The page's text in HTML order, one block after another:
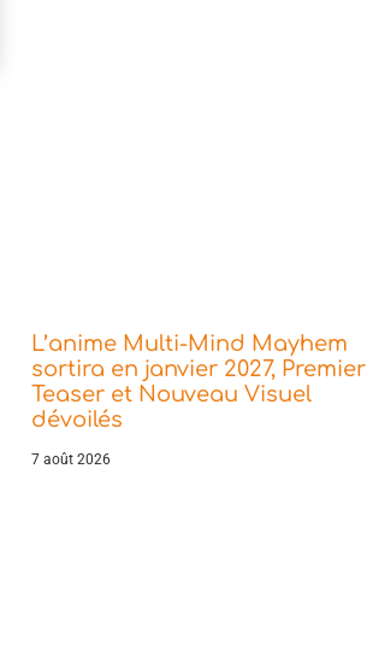
L’anime Multi-Mind Mayhem
sortira en janvier 2027, Premier
Teaser et Nouveau Visuel
dévoilés
7 août 2026